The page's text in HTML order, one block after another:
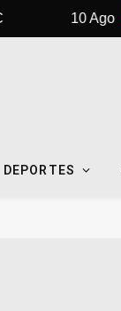
10 Ago
DEPORTES